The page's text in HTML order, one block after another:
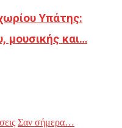
Υπάτης:
μουσικής και…
Σαν σήμερα…